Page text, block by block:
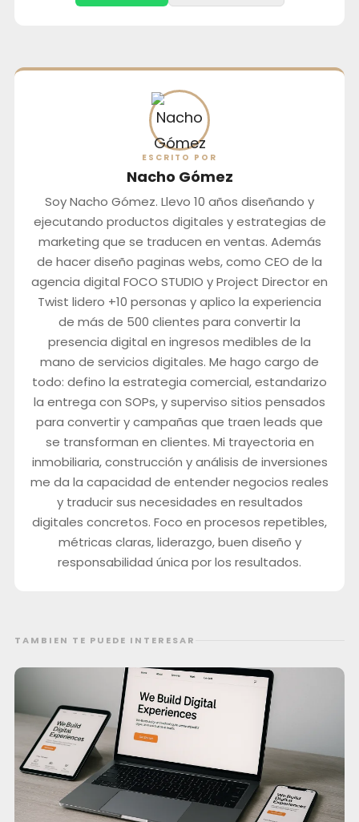
ESCRITO POR
Nacho Gómez
Soy Nacho Gómez. Llevo 10 años diseñando y
ejecutando productos digitales y estrategias de
marketing que se traducen en ventas. Además
de hacer diseño paginas webs, como CEO de la
agencia digital FOCO STUDIO y Project Director en
Twist lidero +10 personas y aplico la experiencia
de más de 500 clientes para convertir la
presencia digital en ingresos medibles de la
mano de servicios digitales. Me hago cargo de
todo: defino la estrategia comercial, estandarizo
la entrega con SOPs, y superviso sitios pensados
para convertir y campañas que traen leads que
se transforman en clientes. Mi trayectoria en
inmobiliaria, construcción y análisis de inversiones
me da la capacidad de entender negocios reales
y traducir sus necesidades en resultados
digitales concretos. Foco en procesos repetibles,
métricas claras, liderazgo, buen diseño y
responsabilidad única por los resultados.
TAMBIEN TE PUEDE INTERESAR